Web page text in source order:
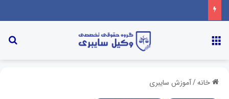
خانه/آموزش سایبری